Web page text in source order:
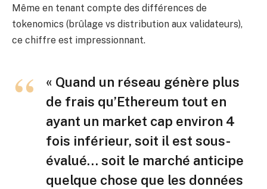
Même en tenant compte des différences de
tokenomics (brûlage vs distribution aux validateurs),
ce chiffre est impressionnant.
« Quand un réseau génère plus
de frais qu’Ethereum tout en
ayant un market cap environ 4
fois inférieur, soit il est sous-
évalué… soit le marché anticipe
quelque chose que les données